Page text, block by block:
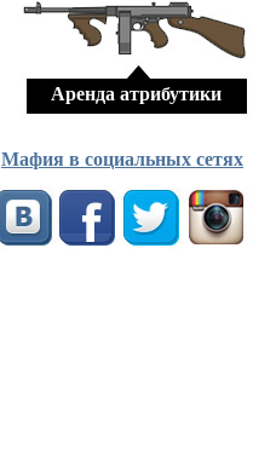
Аренда атрибутики
Мафия в социальных сетях